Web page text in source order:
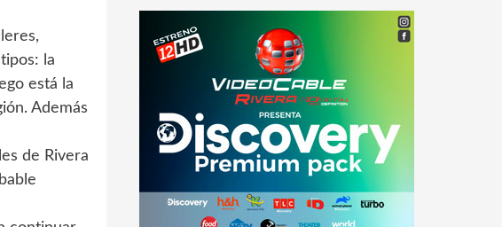
la
está la
Además
de Rivera